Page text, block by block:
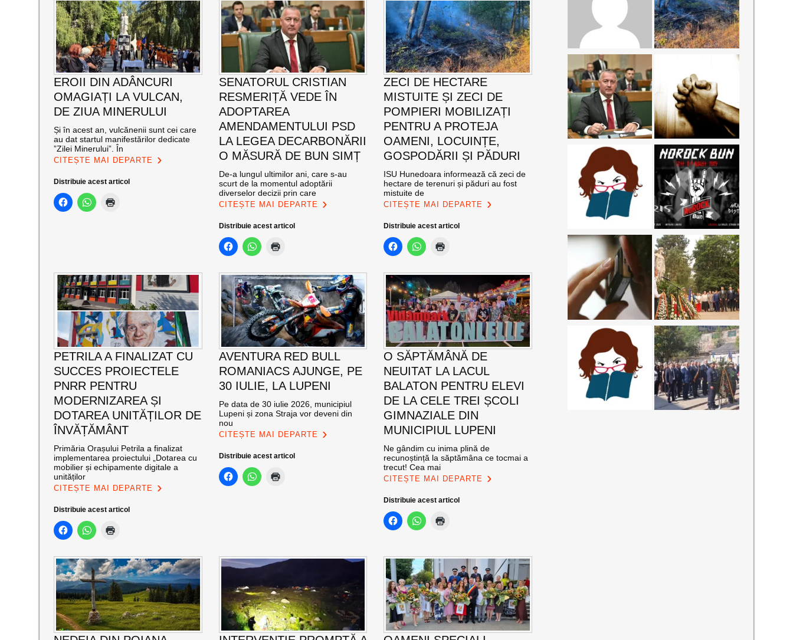
EROII DIN ADÂNCURI
OMAGIAȚI LA VULCAN,
DE ZIUA MINERULUI
Și în acest an, vulcănenii sunt cei care
au dat startul manifestărilor dedicate
”Zilei Minerului”. În
CITEȘTE MAI DEPARTE
Distribuie acest articol
SENATORUL CRISTIAN
RESMERIȚĂ VEDE ÎN
ADOPTAREA
AMENDAMENTULUI PSD
LA LEGEA DECARBONĂRII
O MĂSURĂ DE BUN SIMȚ
De-a lungul ultimilor ani, care s-au
scurt de la momentul adoptării
diverselor decizii prin care
CITEȘTE MAI DEPARTE
Distribuie acest articol
ZECI DE HECTARE
MISTUITE ȘI ZECI DE
POMPIERI MOBILIZAȚI
PENTRU A PROTEJA
OAMENI, LOCUINȚE,
GOSPODĂRII ȘI PĂDURI
ISU Hunedoara informează că zeci de
hectare de terenuri și păduri au fost
mistuite de
CITEȘTE MAI DEPARTE
Distribuie acest articol
PETRILA A FINALIZAT CU
SUCCES PROIECTELE
PNRR PENTRU
MODERNIZAREA ȘI
DOTAREA UNITĂȚILOR DE
ÎNVĂȚĂMÂNT
Primăria Orașului Petrila a finalizat
implementarea proiectului „Dotarea cu
mobilier și echipamente digitale a
unităților
CITEȘTE MAI DEPARTE
Distribuie acest articol
AVENTURA RED BULL
ROMANIACS AJUNGE, PE
30 IULIE, LA LUPENI
Pe data de 30 iulie 2026, municipiul
Lupeni și zona Straja vor deveni din
nou
CITEȘTE MAI DEPARTE
Distribuie acest articol
O SĂPTĂMÂNĂ DE
NEUITAT LA LACUL
BALATON PENTRU ELEVI
DE LA CELE TREI ȘCOLI
GIMNAZIALE DIN
MUNICIPIUL LUPENI
Ne gândim cu inima plină de
recunoștință la săptămâna ce tocmai a
trecut! Cea mai
CITEȘTE MAI DEPARTE
Distribuie acest articol